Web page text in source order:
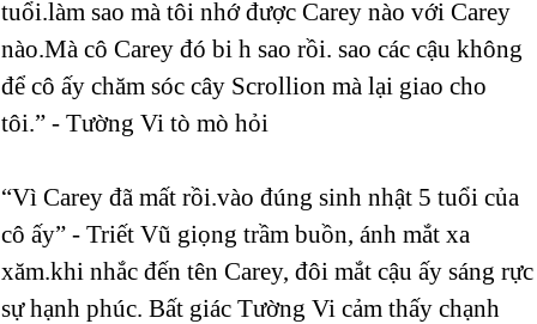
tuổi.làm sao mà tôi nhớ được Carey nào với Carey
nào.Mà cô Carey đó bi h sao rồi. sao các cậu không
để cô ấy chăm sóc cây Scrollion mà lại giao cho
tôi.” - Tường Vi tò mò hỏi
“Vì Carey đã mất rồi.vào đúng sinh nhật 5 tuổi của
cô ấy” - Triết Vũ giọng trầm buồn, ánh mắt xa
xăm.khi nhắc đến tên Carey, đôi mắt cậu ấy sáng rực
sự hạnh phúc. Bất giác Tường Vi cảm thấy chạnh